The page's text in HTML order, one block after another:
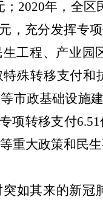
2020年，全区
，充分发挥专
工程、产业 园
殊转移支付和
市政基础设施
项转移支付6.51
重大政策和民生
如其来的新冠